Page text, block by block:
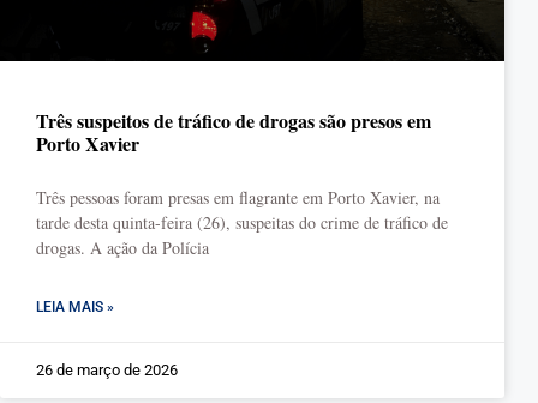
Três suspeitos de tráfico de drogas são presos em
Porto Xavier
Três pessoas foram presas em flagrante em Porto Xavier, na
tarde desta quinta-feira (26), suspeitas do crime de tráfico de
drogas. A ação da Polícia
LEIA MAIS »
26 de março de 2026